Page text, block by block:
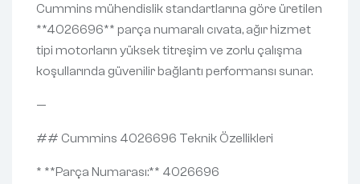
Cummins mühendislik standartlarına göre üretilen
**4026696** parça numaralı cıvata, ağır hizmet
tipi motorların yüksek titreşim ve zorlu çalışma
koşullarında güvenilir bağlantı performansı sunar.
—
## Cummins 4026696 Teknik Özellikleri
* **Parça Numarası:** 4026696